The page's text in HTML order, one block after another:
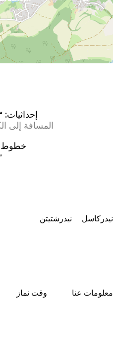
إحداثيات:
المسافة إلى
خطوط
نيدرشتيتن نيدركاسل
وقت نماز معلومات عنا